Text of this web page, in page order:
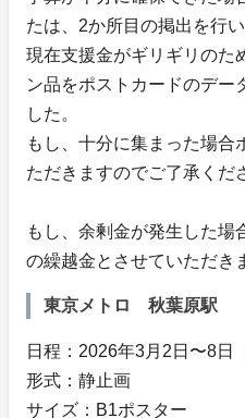
たは、2か所目の掲出を行い
現在支援金がギリギリのた
ン品をポストカードのデー
した。
もし、十分に集まった場合
ただきますのでご了承くだ
もし、余剰金が発生した場
の繰越金とさせていただき
東京メトロ 秋葉原駅
日程：2026年3月2日〜8日
形式：静止画
サイズ：B1ポスター